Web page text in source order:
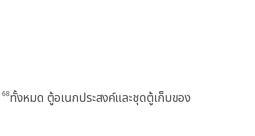
68ทั้งหมด ตู้อเนกประสงค์และชุดตู้เก็บของ